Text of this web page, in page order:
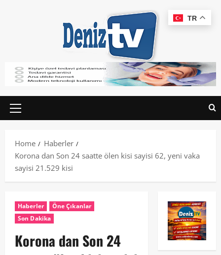
Home
Haberler
Korona dan Son 24 saatte ölen kisi sayisi 62, yeni vaka
sayisi 21.529 kisi
Haberler
Öne Çıkanlar
Son Dakika
Korona dan Son 24
TR